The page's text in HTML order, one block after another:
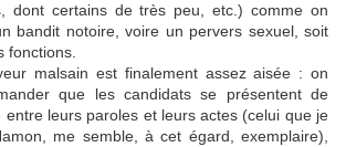
dont certains de très peu, etc.) comme on
bandit notoire, voire un pervers sexuel, soit
fonctions.
malsain est finalement assez aisée : on
que les candidats se présentent de
entre leurs paroles et leurs actes (celui que je
me semble, à cet égard, exemplaire),